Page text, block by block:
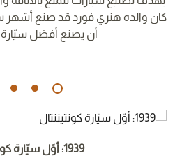
كان والده هنري فورد قد صنع أشهر
أن يصنع أفضل سيّارة
1939: أوّل سيّارة كونتيننتال